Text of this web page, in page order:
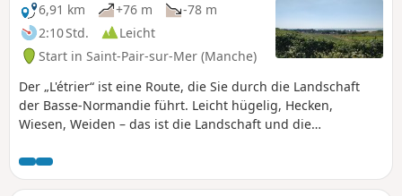
6,91 km
+76 m
-78 m
2:10 Std.
Leicht
Start in Saint-Pair-sur-Mer (Manche)
Der „L'étrier“ ist eine Route, die Sie durch die Landschaft
der Basse-Normandie führt. Leicht hügelig, Hecken,
Wiesen, Weiden – das ist die Landschaft und die
Kirche von Kairon am Startpunkt.